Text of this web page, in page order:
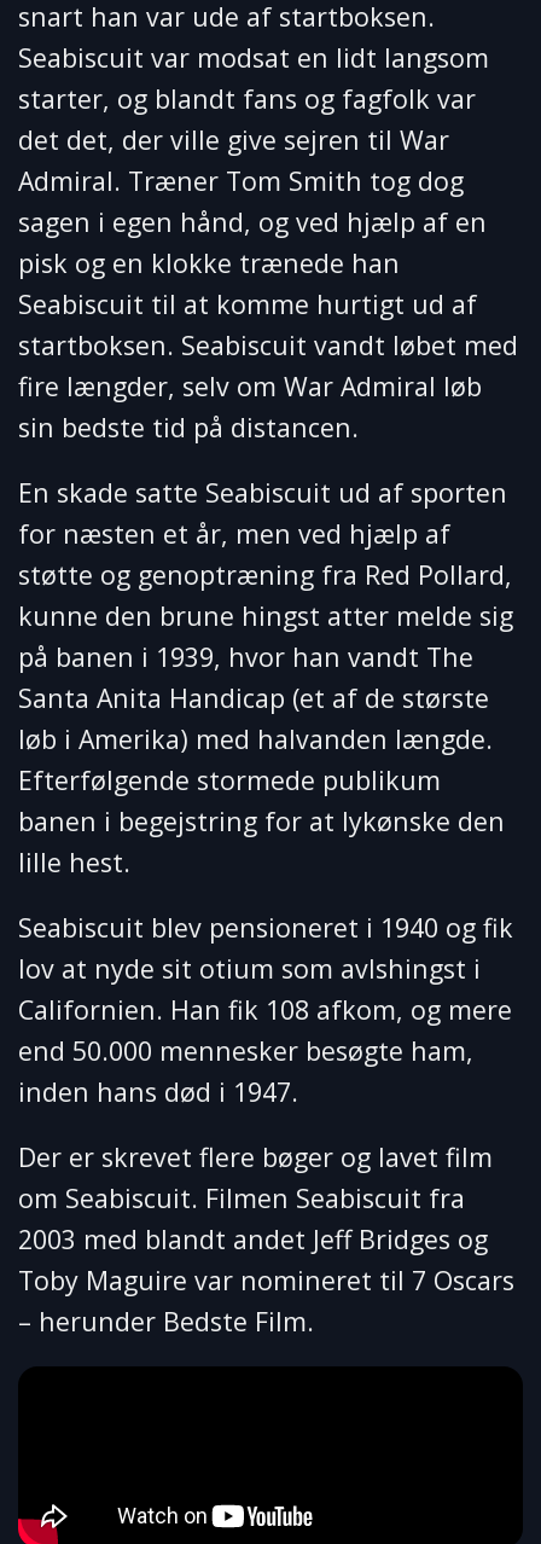
snart han var ude af startboksen.
Seabiscuit var modsat en lidt langsom
starter, og blandt fans og fagfolk var
det det, der ville give sejren til War
Admiral. Træner Tom Smith tog dog
sagen i egen hånd, og ved hjælp af en
pisk og en klokke trænede han
Seabiscuit til at komme hurtigt ud af
startboksen. Seabiscuit vandt løbet med
fire længder, selv om War Admiral løb
sin bedste tid på distancen.
En skade satte Seabiscuit ud af sporten
for næsten et år, men ved hjælp af
støtte og genoptræning fra Red Pollard,
kunne den brune hingst atter melde sig
på banen i 1939, hvor han vandt The
Santa Anita Handicap (et af de største
løb i Amerika) med halvanden længde.
Efterfølgende stormede publikum
banen i begejstring for at lykønske den
lille hest.
Seabiscuit blev pensioneret i 1940 og fik
lov at nyde sit otium som avlshingst i
Californien. Han fik 108 afkom, og mere
end 50.000 mennesker besøgte ham,
inden hans død i 1947.
Der er skrevet flere bøger og lavet film
om Seabiscuit. Filmen Seabiscuit fra
2003 med blandt andet Jeff Bridges og
Toby Maguire var nomineret til 7 Oscars
– herunder Bedste Film.